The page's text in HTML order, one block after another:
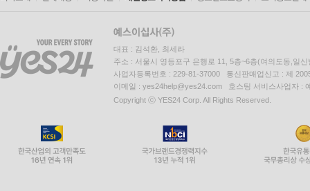
대표 : 김석환, 최세라
주소 : 서울시 영등포구 은행로 11, 5층~6층(여의도동,일신
사업자등록번호 : 229-81-37000 통신판매업신고 : 제
이메일 : yes24help@yes24.com 호스팅 서비스사업자 :
Copyright ⓒ YES24 Corp. All Rights Reserved.